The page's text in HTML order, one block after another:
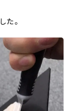
た。